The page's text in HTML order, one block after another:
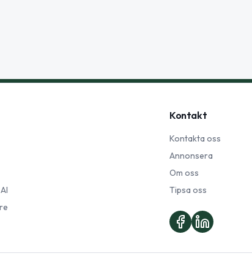
Kontakt
Kontakta oss
Annonsera
Om oss
Tipsa oss